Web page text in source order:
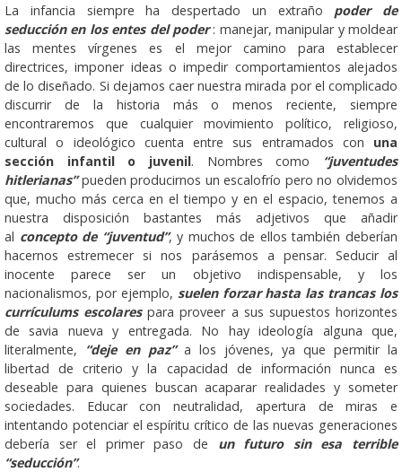
La infancia siempre ha despertado un extraño poder de
seducción en los entes del poder: manejar, manipular y moldear
las mentes vírgenes es el mejor camino para establecer
directrices, imponer ideas o impedir comportamientos alejados
de lo diseñado. Si dejamos caer nuestra mirada por el complicado
discurrir de la historia más o menos reciente, siempre
encontraremos que cualquier movimiento político, religioso,
cultural o ideológico cuenta entre sus entramados con una
sección infantil o juvenil. Nombres como
“juventudes
hitlerianas”pueden producirnos un escalofrío pero no olvidemos
que, mucho más cerca en el tiempo y en el espacio, tenemos a
nuestra disposición bastantes más adjetivos que añadir
al concepto de “juventud”, y muchos de ellos también deberían
hacernos estremecer si nos parásemos a pensar. Seducir al
inocente parece ser un objetivo indispensable, y los
nacionalismos, por ejemplo, suelen forzar hasta las trancas los
currículums escolarespara proveer a sus supuestos horizontes
de savia nueva y entregada. No hay ideología alguna que,
literalmente,
“deje en paz” a los jóvenes, ya que permitir la
libertad de criterio y la capacidad de información nunca es
deseable para quienes buscan acaparar realidades y someter
sociedades. Educar con neutralidad, apertura de miras e
intentando potenciar el espíritu crítico de las nuevas generaciones
debería ser el primer paso de un futuro sin esa terrible
“seducción”.